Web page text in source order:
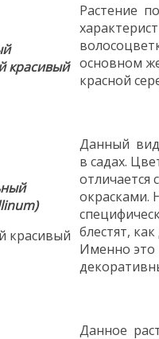
Растение
основном
красной
Данный
в садах.
окрасками.
блестят,
Именно это
Данное